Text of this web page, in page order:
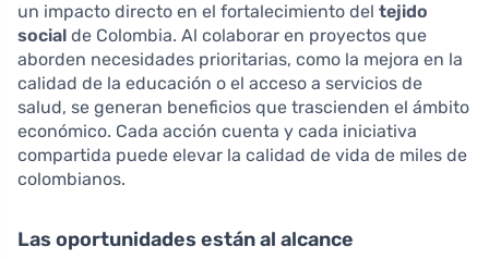
un impacto directo en el fortalecimiento del tejido
social de Colombia. Al colaborar en proyectos que
aborden necesidades prioritarias, como la mejora en la
calidad de la educación o el acceso a servicios de
salud, se generan beneficios que trascienden el ámbito
económico. Cada acción cuenta y cada iniciativa
compartida puede elevar la calidad de vida de miles de
colombianos.
Las oportunidades están al alcance